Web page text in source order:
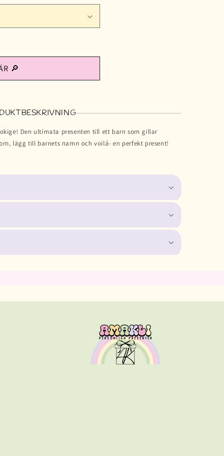
🔎
Den ultimata presenten till ett barn som gillar
lägg till barnets namn och voilá- en perfekt present!